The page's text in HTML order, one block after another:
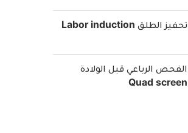
تحفيز الطلق Labor induction
الفحص الرباعي قبل الولادة
Quad screen